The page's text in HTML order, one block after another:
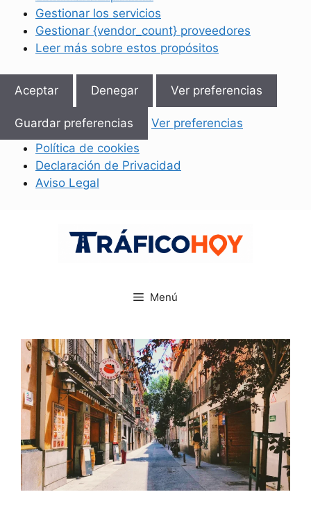
Gestionar los servicios
Gestionar {vendor_count} proveedores
Leer más sobre estos propósitos
Aceptar Denegar Ver preferencias
Guardar preferencias
Ver preferencias
Política de cookies
Declaración de Privacidad
Aviso Legal
Menú